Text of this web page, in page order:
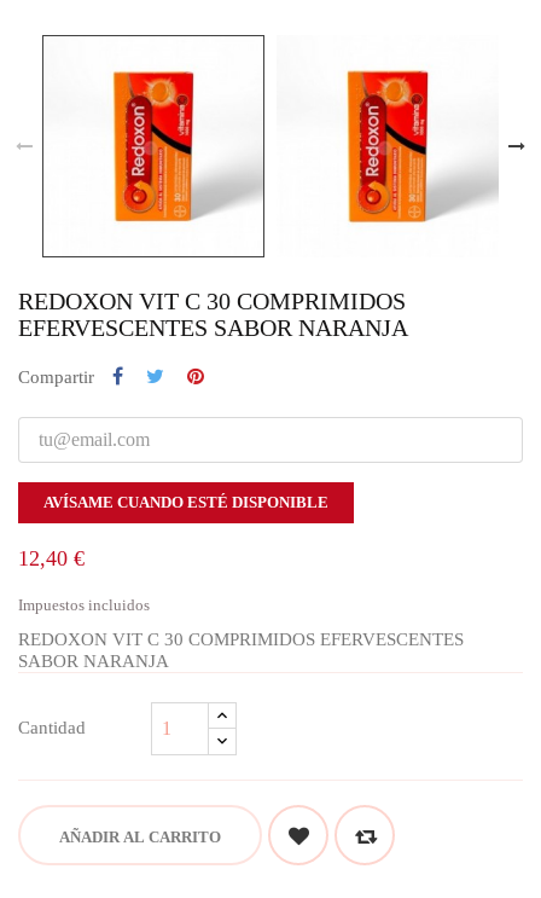
REDOXON VIT C 30 COMPRIMIDOS
EFERVESCENTES SABOR NARANJA
Compartir
AVÍSAME CUANDO ESTÉ DISPONIBLE
12,40 €
Impuestos incluidos
REDOXON VIT C 30 COMPRIMIDOS EFERVESCENTES
SABOR NARANJA
Cantidad
AÑADIR AL CARRITO